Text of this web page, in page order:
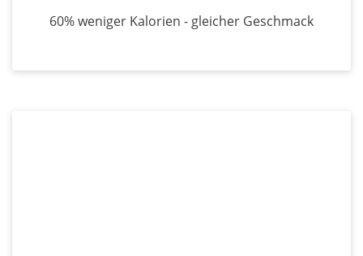
60% weniger Kalorien - gleicher Geschmack